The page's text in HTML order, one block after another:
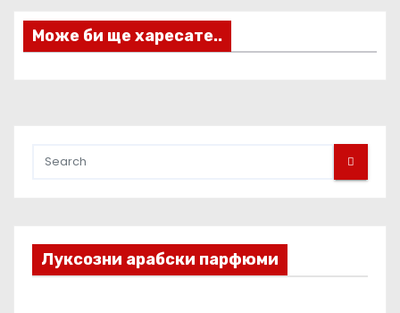
яМоже би ще харесате..
Луксозни арабски парфюми